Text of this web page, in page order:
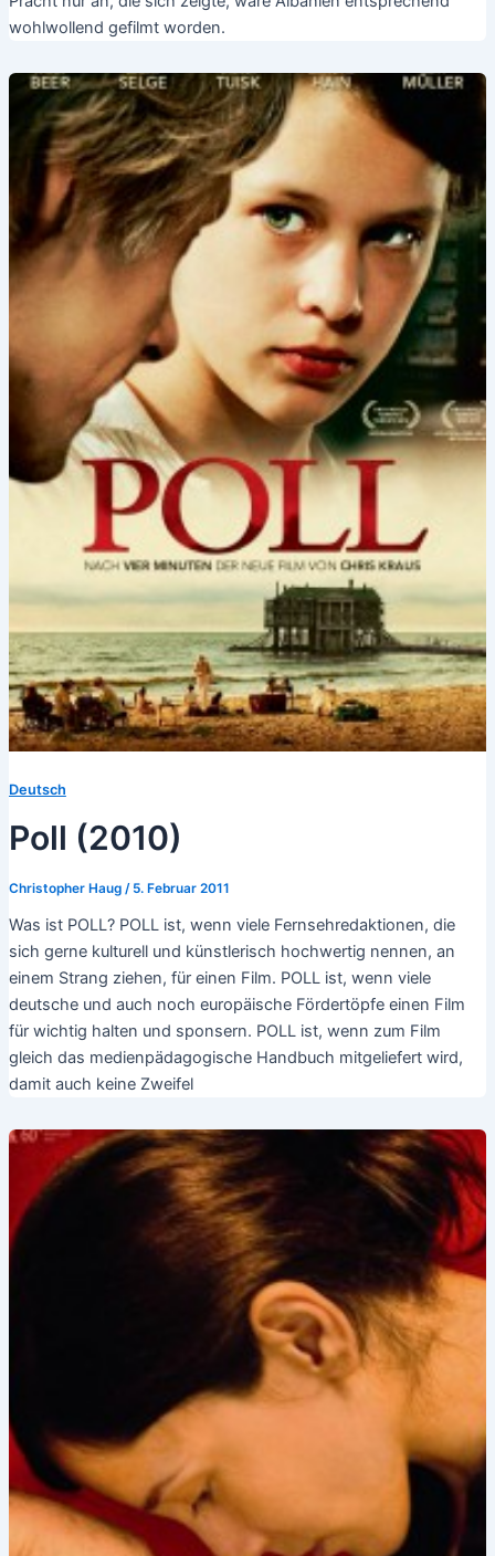
wohlwollend gefilmt worden.
Deutsch
Poll (2010)
Christopher Haug / 5. Februar 2011
Was ist POLL? POLL ist, wenn viele Fernsehredaktionen, die
sich gerne kulturell und künstlerisch hochwertig nennen, an
einem Strang ziehen, für einen Film. POLL ist, wenn viele
deutsche und auch noch europäische Fördertöpfe einen Film
für wichtig halten und sponsern. POLL ist, wenn zum Film
gleich das medienpädagogische Handbuch mitgeliefert wird,
damit auch keine Zweifel